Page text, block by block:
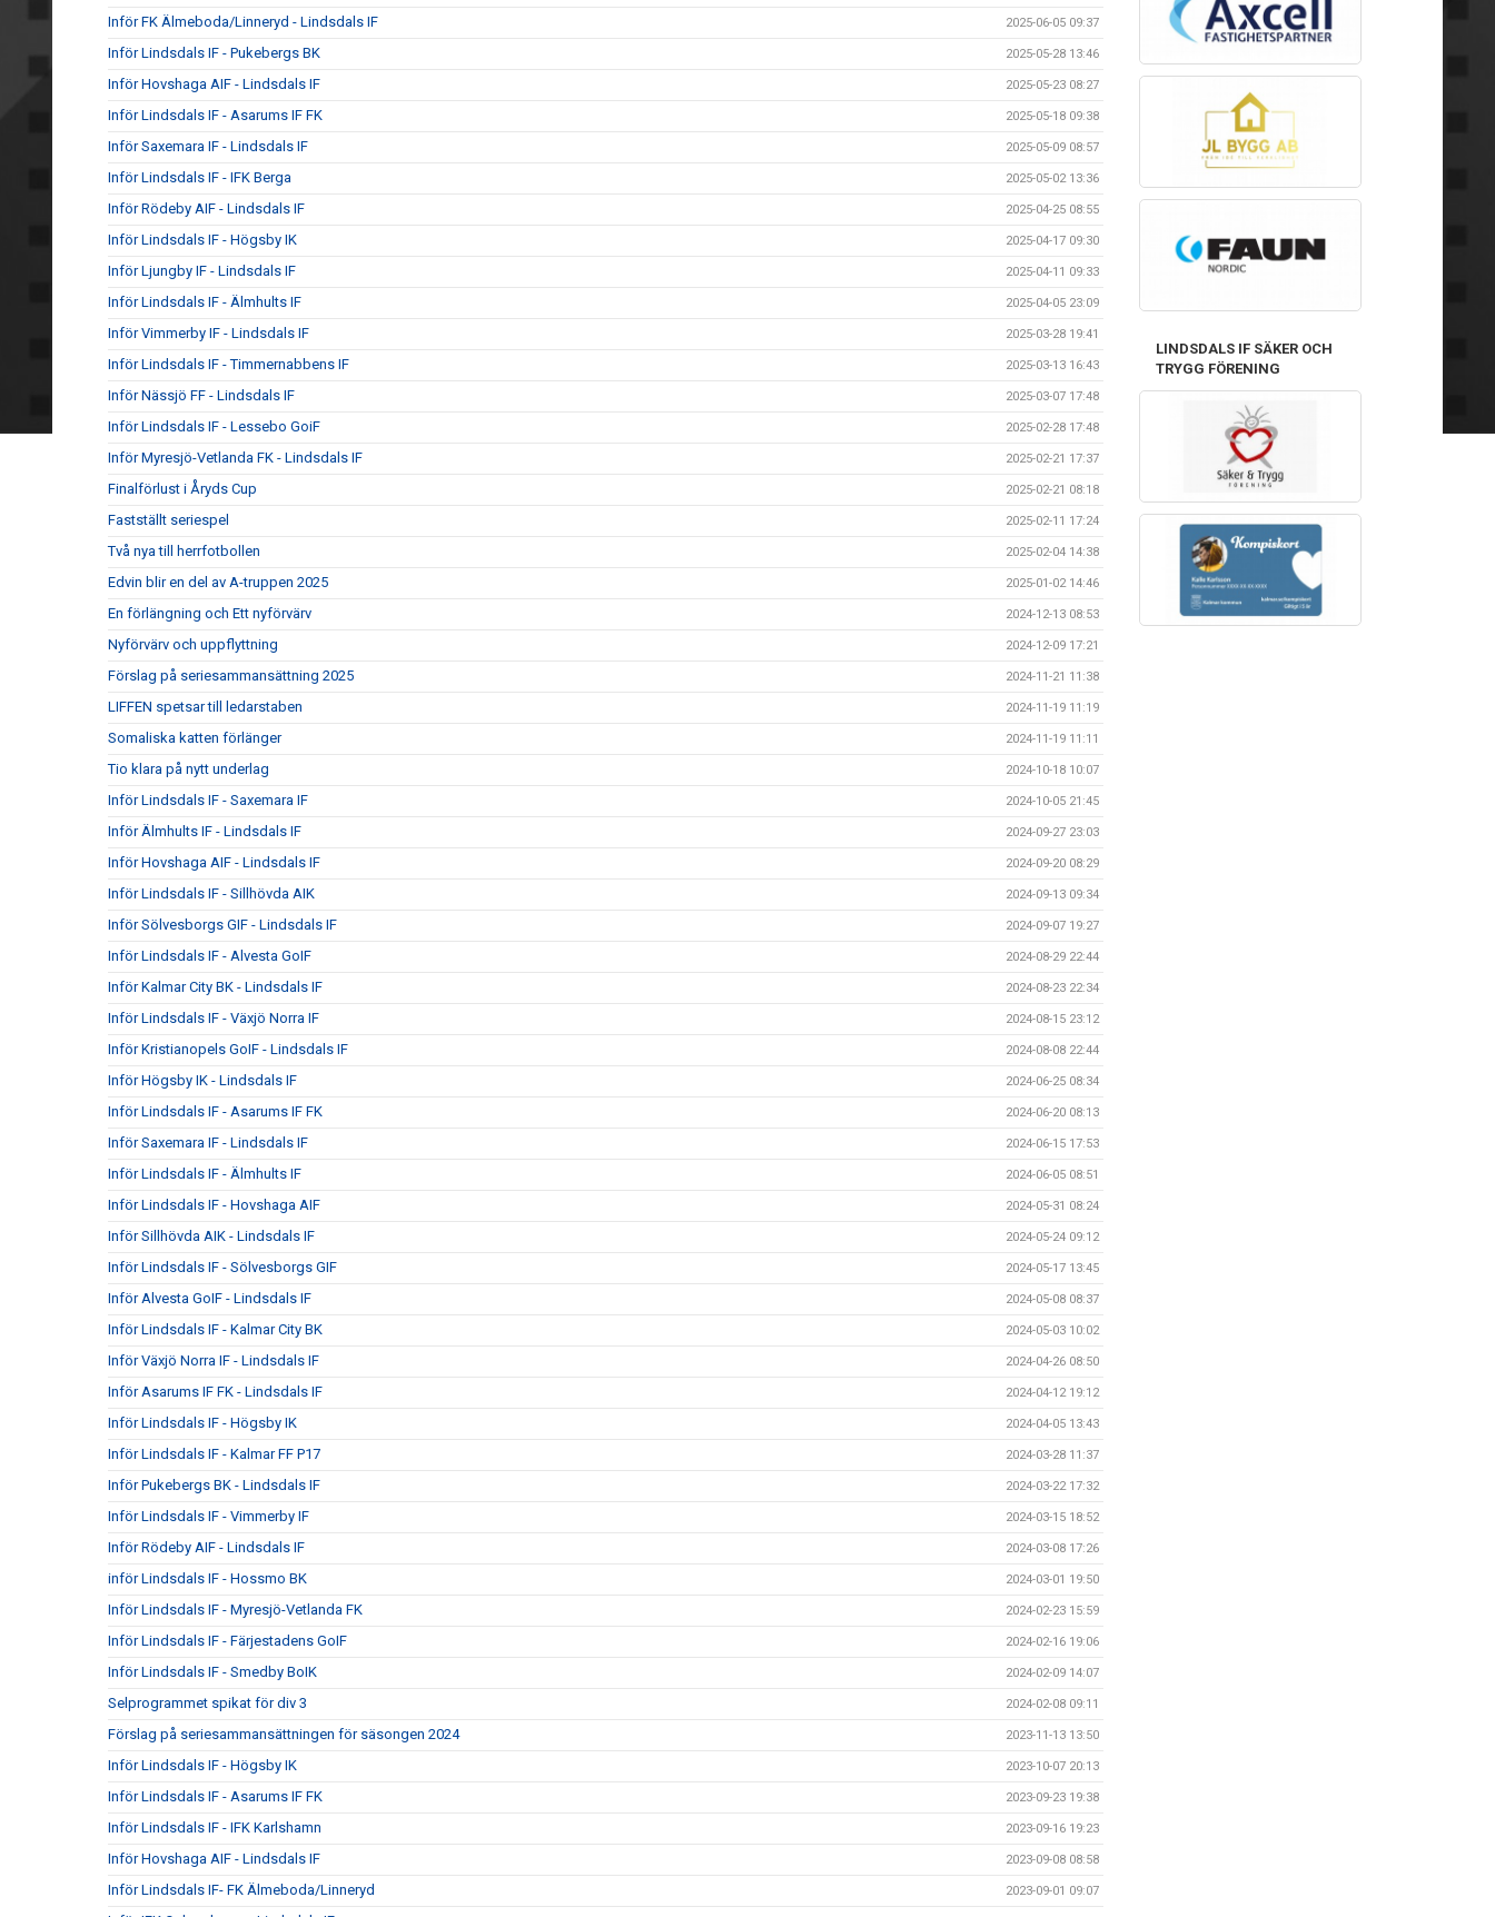
Inför FK Älmeboda/Linneryd - Lindsdals IF 2025-06-05 09:37
Inför Lindsdals IF - Pukebergs BK 2025-05-28 13:46
Inför Hovshaga AIF - Lindsdals IF 2025-05-23 08:27
Inför Lindsdals IF - Asarums IF FK 2025-05-18 09:38
Inför Saxemara IF - Lindsdals IF 2025-05-09 08:57
Inför Lindsdals IF - IFK Berga 2025-05-02 13:36
Inför Rödeby AIF - Lindsdals IF 2025-04-25 08:55
Inför Lindsdals IF - Högsby IK 2025-04-17 09:30
Inför Ljungby IF - Lindsdals IF 2025-04-11 09:33
Inför Lindsdals IF - Älmhults IF 2025-04-05 23:09
Inför Vimmerby IF - Lindsdals IF 2025-03-28 19:41
Inför Lindsdals IF - Timmernabbens IF 2025-03-13 16:43
Inför Nässjö FF - Lindsdals IF 2025-03-07 17:48
Inför Lindsdals IF - Lessebo GoiF 2025-02-28 17:48
Inför Myresjö-Vetlanda FK - Lindsdals IF 2025-02-21 17:37
Finalförlust i Åryds Cup 2025-02-21 08:18
Fastställt seriespel 2025-02-11 17:24
Två nya till herrfotbollen 2025-02-04 14:38
Edvin blir en del av A-truppen 2025 2025-01-02 14:46
En förlängning och Ett nyförvärv 2024-12-13 08:53
Nyförvärv och uppflyttning 2024-12-09 17:21
Förslag på seriesammansättning 2025 2024-11-21 11:38
LIFFEN spetsar till ledarstaben 2024-11-19 11:19
Somaliska katten förlänger 2024-11-19 11:11
Tio klara på nytt underlag 2024-10-18 10:07
Inför Lindsdals IF - Saxemara IF 2024-10-05 21:45
Inför Älmhults IF - Lindsdals IF 2024-09-27 23:03
Inför Hovshaga AIF - Lindsdals IF 2024-09-20 08:29
Inför Lindsdals IF - Sillhövda AIK 2024-09-13 09:34
Inför Sölvesborgs GIF - Lindsdals IF 2024-09-07 19:27
Inför Lindsdals IF - Alvesta GoIF 2024-08-29 22:44
Inför Kalmar City BK - Lindsdals IF 2024-08-23 22:34
Inför Lindsdals IF - Växjö Norra IF 2024-08-15 23:12
Inför Kristianopels GoIF - Lindsdals IF 2024-08-08 22:44
Inför Högsby IK - Lindsdals IF 2024-06-25 08:34
Inför Lindsdals IF - Asarums IF FK 2024-06-20 08:13
Inför Saxemara IF - Lindsdals IF 2024-06-15 17:53
Inför Lindsdals IF - Älmhults IF 2024-06-05 08:51
Inför Lindsdals IF - Hovshaga AIF 2024-05-31 08:24
Inför Sillhövda AIK - Lindsdals IF 2024-05-24 09:12
Inför Lindsdals IF - Sölvesborgs GIF 2024-05-17 13:45
Inför Alvesta GoIF - Lindsdals IF 2024-05-08 08:37
Inför Lindsdals IF - Kalmar City BK 2024-05-03 10:02
Inför Växjö Norra IF - Lindsdals IF 2024-04-26 08:50
Inför Asarums IF FK - Lindsdals IF 2024-04-12 19:12
Inför Lindsdals IF - Högsby IK 2024-04-05 13:43
Inför Lindsdals IF - Kalmar FF P17 2024-03-28 11:37
Inför Pukebergs BK - Lindsdals IF 2024-03-22 17:32
Inför Lindsdals IF - Vimmerby IF 2024-03-15 18:52
Inför Rödeby AIF - Lindsdals IF 2024-03-08 17:26
inför Lindsdals IF - Hossmo BK 2024-03-01 19:50
Inför Lindsdals IF - Myresjö-Vetlanda FK 2024-02-23 15:59
Inför Lindsdals IF - Färjestadens GoIF 2024-02-16 19:06
Inför Lindsdals IF - Smedby BoIK 2024-02-09 14:07
Selprogrammet spikat för div 3 2024-02-08 09:11
Förslag på seriesammansättningen för säsongen 2024 2023-11-13 13:50
Inför Lindsdals IF - Högsby IK 2023-10-07 20:13
Inför Lindsdals IF - Asarums IF FK 2023-09-23 19:38
Inför Lindsdals IF - IFK Karlshamn 2023-09-16 19:23
Inför Hovshaga AIF - Lindsdals IF 2023-09-08 08:58
Inför Lindsdals IF- FK Älmeboda/Linneryd 2023-09-01 09:07
LINDSDALS IF SÄKER OCH
TRYGG FÖRENING